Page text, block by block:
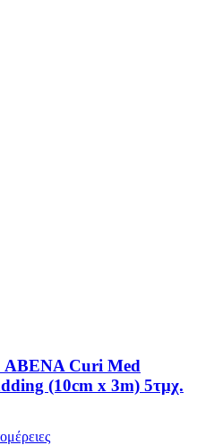
ABENA Curi Med
(10cm x 3m) 5τμχ.